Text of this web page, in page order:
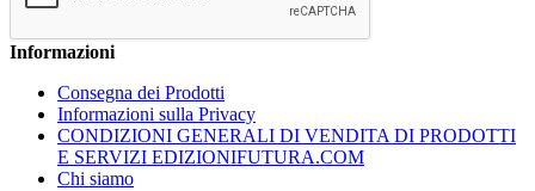
Informazioni
Consegna dei Prodotti
Informazioni sulla Privacy
CONDIZIONI GENERALI DI VENDITA DI PRODOTTI
E SERVIZI EDIZIONIFUTURA.COM
Chi siamo